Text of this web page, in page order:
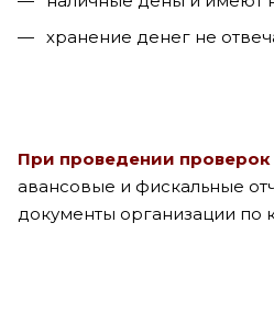
хранение денег не
При проведении
авансовые и фискальные
документы организации по